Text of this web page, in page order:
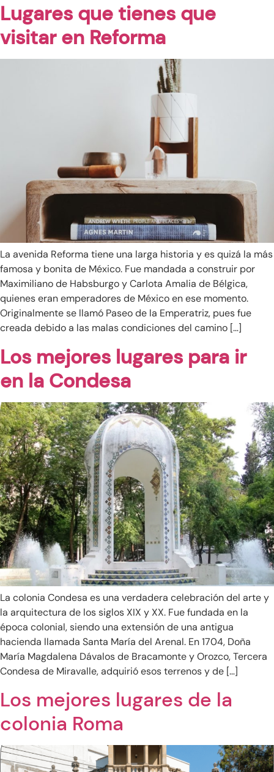
Lugares que tienes que
visitar en Reforma
La avenida Reforma tiene una larga historia y es quizá la más
famosa y bonita de México. Fue mandada a construir por
Maximiliano de Habsburgo y Carlota Amalia de Bélgica,
quienes eran emperadores de México en ese momento.
Originalmente se llamó Paseo de la Emperatriz, pues fue
creada debido a las malas condiciones del camino […]
Los mejores lugares para ir
en la Condesa
La colonia Condesa es una verdadera celebración del arte y
la arquitectura de los siglos XIX y XX. Fue fundada en la
época colonial, siendo una extensión de una antigua
hacienda llamada Santa María del Arenal. En 1704, Doña
María Magdalena Dávalos de Bracamonte y Orozco, Tercera
Condesa de Miravalle, adquirió esos terrenos y de […]
Los mejores lugares de la
colonia Roma